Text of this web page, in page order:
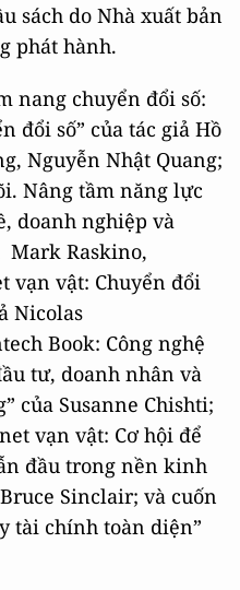
sách do Nhà xuất bản
phát hành.
nang chuyển đổi số:
đổi số” của tác giả Hồ
Nguyễn Nhật Quang;
Nâng tầm năng lực
doanh nghiệp và
Mark Raskino,
vạn vật: Chuyển đổi
Nicolas
Book: Công nghệ
tư, doanh nhân và
của Susanne Chishti;
vạn vật: Cơ hội để
đầu trong nền kinh
Sinclair; và cuốn
tài chính toàn diện”